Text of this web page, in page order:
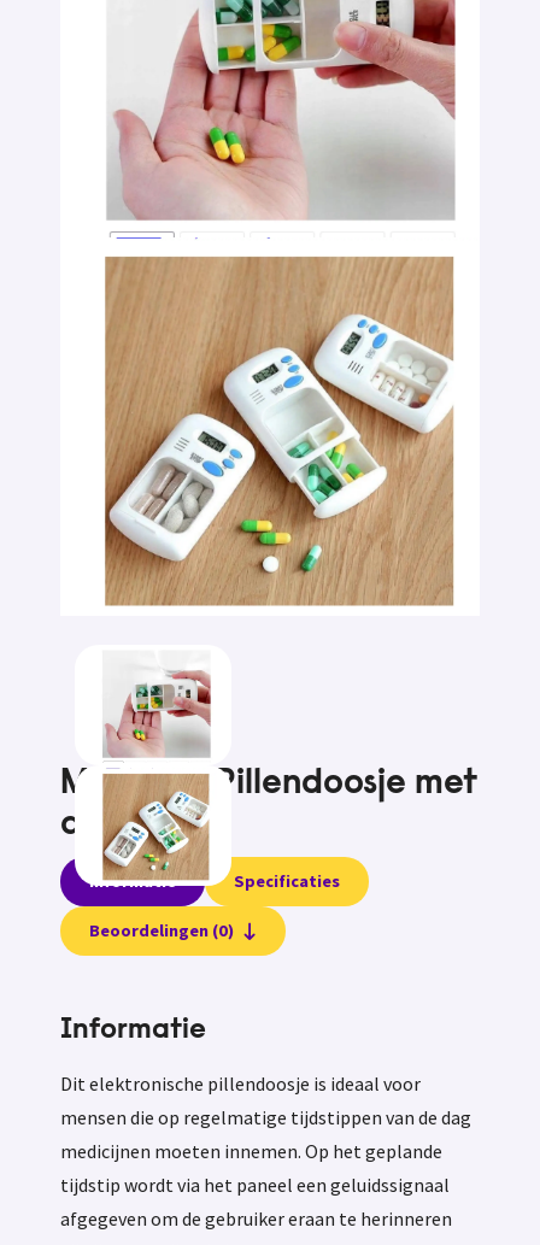
Medicu® Pillendoosje met
alarm
Informatie Specificaties
Beoordelingen (0)
Informatie
Dit elektronische pillendoosje is ideaal voor
mensen die op regelmatige tijdstippen van de dag
medicijnen moeten innemen. Op het geplande
tijdstip wordt via het paneel een geluidssignaal
afgegeven om de gebruiker eraan te herinneren